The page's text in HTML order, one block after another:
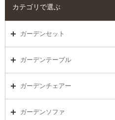
カテゴリで選ぶ
ガーデンセット
ガーデンセット（海外在庫）
ガーデンテーブル
ガーデンテーブルTOP
ガーデンチェアー
ガーデンチェアーTOP
ガーデンソファ